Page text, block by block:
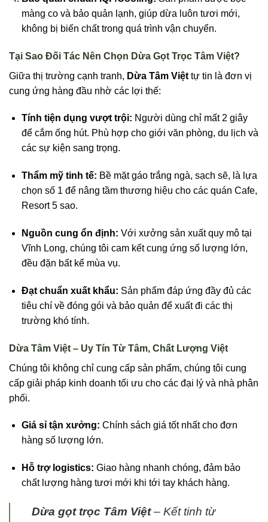
màng co và bảo quản lạnh, giúp dừa luôn tươi mới,
không bị biến chất trong quá trình vận chuyển.
Tại Sao Đối Tác Nên Chọn Dừa Gọt Trọc Tâm Việt?
Giữa thị trường cạnh tranh, Dừa Tâm Việt tự tin là đơn vị
cung ứng hàng đầu nhờ các lợi thế:
Tính tiện dụng vượt trội: Người dùng chỉ mất 2 giây
để cắm ống hút. Phù hợp cho giới văn phòng, du lịch và
các sự kiện sang trọng.
Thẩm mỹ tinh tế: Bề mặt gáo trắng ngà, sạch sẽ, là lựa
chọn số 1 để nâng tầm thương hiệu cho các quán Cafe,
Resort 5 sao.
Nguồn cung ổn định: Với xưởng sản xuất quy mô tại
Vĩnh Long, chúng tôi cam kết cung ứng số lượng lớn,
đều đặn bất kể mùa vụ.
Đạt chuẩn xuất khẩu: Sản phẩm đáp ứng đầy đủ các
tiêu chí về đóng gói và bảo quản để xuất đi các thị
trường khó tính.
Dừa Tâm Việt – Uy Tín Từ Tâm, Chất Lượng Việt
Chúng tôi không chỉ cung cấp sản phẩm, chúng tôi cung
cấp giải pháp kinh doanh tối ưu cho các đại lý và nhà phân
phối.
Giá sỉ tận xưởng: Chính sách giá tốt nhất cho đơn
hàng số lượng lớn.
Hỗ trợ logistics: Giao hàng nhanh chóng, đảm bảo
chất lượng hàng tươi mới khi tới tay khách hàng.
Dừa gọt trọc Tâm Việt– Kết tinh từ